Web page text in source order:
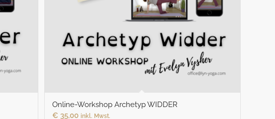
Online-Workshop Archetyp WIDDER
€ 35,00 inkl. Mwst.